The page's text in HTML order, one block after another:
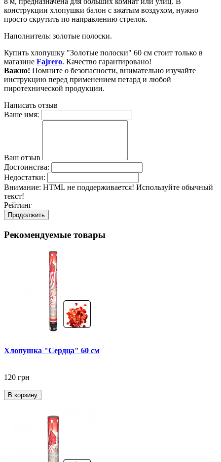
конструкции хлопушки балон с зжатым воздухом, нужно
просто скрутить по направлению стрелок.
Наполнитель: золотые полоски.
Купить хлопушку "Золотые полоски" 60 см стоит только в
магазине Fajrero. Качество гарантировано!
​Важно! Помните о безопасности, внимательно изучайте
инструкцию перед применением петард и любой
пиротехнической продукции.
Написать отзыв
Ваше имя:
Ваш отзыв
Достоинства:
Недостатки:
Внимание: HTML не поддерживается! Используйте обычный
текст!
Рейтинг
Продолжить
Рекомендуемые товары
Хлопушка "Сердца" 60 см
120 грн
В корзину